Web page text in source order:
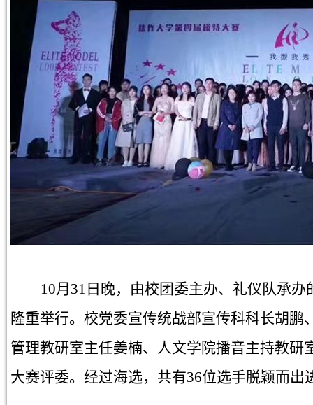
10月31 日晚，由校团委主办、礼仪队承办
隆重举行。校党委宣传统战部宣传科科长胡
管理教研室主任姜楠、人文学院播音主持教
大赛评委。经过海选，共有36位选手脱颖而出